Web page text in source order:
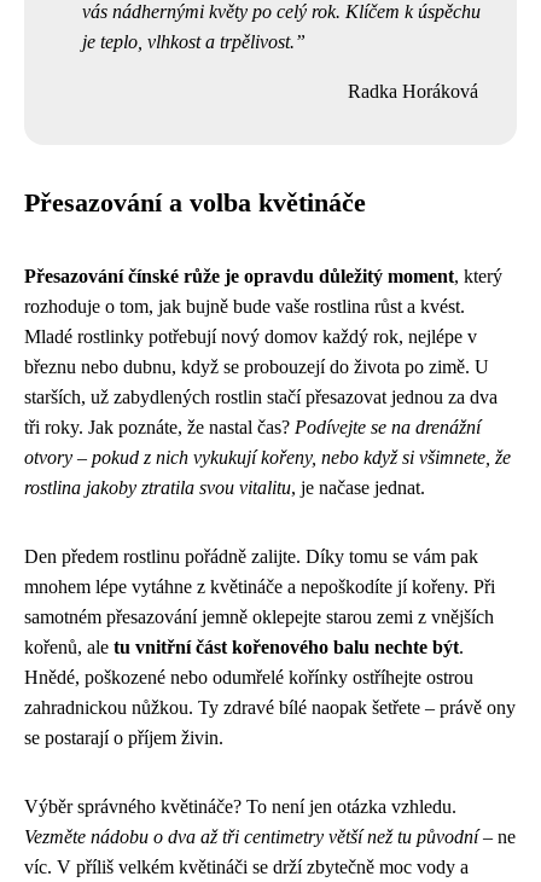
vás nádhernými květy po celý rok. Klíčem k úspěchu
je teplo, vlhkost a trpělivost.
Radka Horáková
Přesazování a volba květináče
Přesazování čínské růže je opravdu důležitý moment, který
rozhoduje o tom, jak bujně bude vaše rostlina růst a kvést.
Mladé rostlinky potřebují nový domov každý rok, nejlépe v
březnu nebo dubnu, když se probouzejí do života po zimě. U
starších, už zabydlených rostlin stačí přesazovat jednou za dva
tři roky. Jak poznáte, že nastal čas? Podívejte se na drenážní
otvory – pokud z nich vykukují kořeny, nebo když si všimnete, že
rostlina jakoby ztratila svou vitalitu, je načase jednat.
Den předem rostlinu pořádně zalijte. Díky tomu se vám pak
mnohem lépe vytáhne z květináče a nepoškodíte jí kořeny. Při
samotném přesazování jemně oklepejte starou zemi z vnějších
kořenů, ale tu vnitřní část kořenového balu nechte být.
Hnědé, poškozené nebo odumřelé kořínky ostříhejte ostrou
zahradnickou nůžkou. Ty zdravé bílé naopak šetřete – právě ony
se postarají o příjem živin.
Výběr správného květináče? To není jen otázka vzhledu.
Vezměte nádobu o dva až tři centimetry větší než tu původní– ne
víc. V příliš velkém květináči se drží zbytečně moc vody a